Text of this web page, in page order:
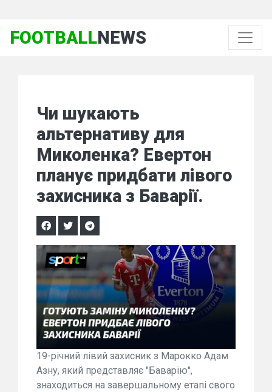
FOOTBALLNEWS
Чи шукають
альтернативу для
Миколенка? Евертон
планує придбати лівого
захисника з Баварії.
19-річний лівий захисник з Марокко Адам
Азну, який представляє "Баварію",
знаходиться на завершальному етапі свого